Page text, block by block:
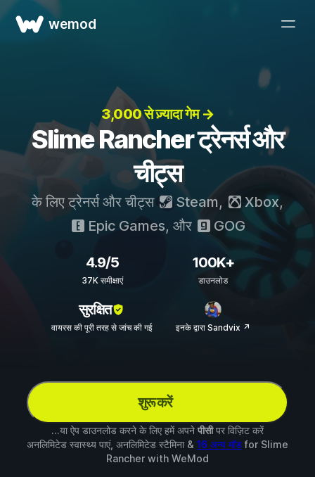
wemod
3,000 से ज़्यादा गेम →
Slime Rancher ट्रेनर्स और
चीट्स
के लिए ट्रेनर्स और चीट्स Steam, Xbox,
Epic Games, और GOG
4.9/5
37K समीक्षाएं
100K+
डाउनलोड
सुरक्षित
वायरस की पूरी तरह से जांच की गई इनके द्वारा Sandvix ↗
शुरू करें
...या ऐप डाउनलोड करने के लिए हमें अपने पीसीपर विज़िट करें
अनलिमिटेड स्वास्थ्य पाएं, अनलिमिटेड स्टैमिना & 16 अन्य मॉडfor Slime
Rancher with WeMod